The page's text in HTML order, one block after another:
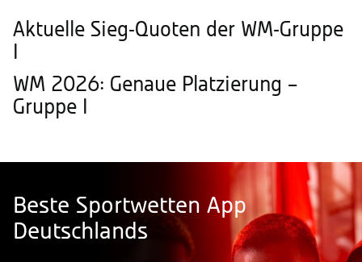
Aktuelle Sieg-Quoten der WM-Gruppe
I
WM 2026: Genaue Platzierung –
Gruppe I
Beste Sportwetten App
Deutschlands